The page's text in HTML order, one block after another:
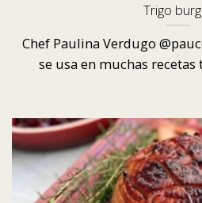
Trigo
Chef Paulina Verdugo
se usa en muchas recetas